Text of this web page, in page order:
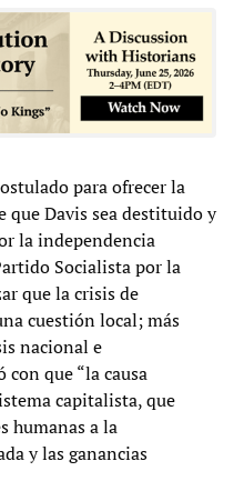
para ofrecer la
que Davis sea destituido y
la independencia
Socialista por la
que la crisis de
cuestión local; más
nacional e
que “la causa
capitalista, que
humanas a la
y las ganancias